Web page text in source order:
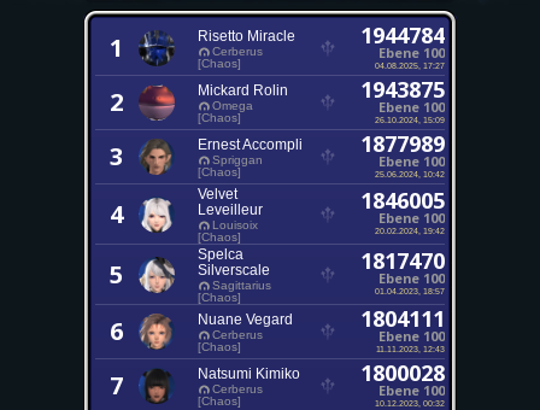
1 Risetto Miracle
Cerberus
[Chaos]
1944784
Ebene 100
04.08.2025, 17:27
2 Mickard Rolin
Omega
[Chaos]
1943875
Ebene 100
26.10.2024, 15:09
3 Ernest Accompli
Spriggan
[Chaos]
1877989
Ebene 100
25.06.2024, 10:42
4
Velvet
Leveilleur
Louisoix
[Chaos]
1846005
Ebene 100
20.02.2024, 19:42
5
Spelca
Silverscale
Sagittarius
[Chaos]
1817470
Ebene 100
01.04.2023, 18:57
6 Nuane Vegard
Cerberus
[Chaos]
1804111
Ebene 100
11.11.2023, 12:43
7 Natsumi Kimiko
Cerberus
[Chaos]
1800028
Ebene 100
10.12.2023, 00:32